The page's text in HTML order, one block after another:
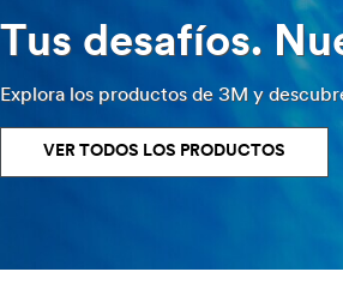
Tus desafíos.
Explora los productos de 3M y
VER TODOS LOS PRODUCTOS